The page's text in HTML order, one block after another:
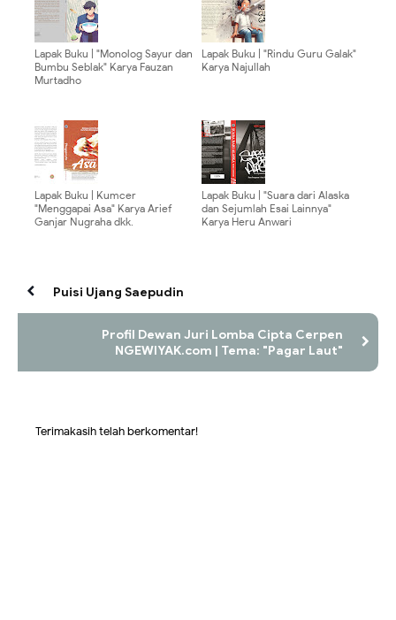
Lapak Buku | "Monolog Sayur dan
Bumbu Seblak" Karya Fauzan
Murtadho
Lapak Buku | "Rindu Guru Galak"
Karya Najullah
Lapak Buku | Kumcer
"Menggapai Asa" Karya Arief
Ganjar Nugraha dkk.
Lapak Buku | "Suara dari Alaska
dan Sejumlah Esai Lainnya"
Karya Heru Anwari
Puisi Ujang Saepudin
Profil Dewan Juri Lomba Cipta Cerpen
NGEWIYAK.com | Tema: "Pagar Laut"
Terimakasih telah berkomentar!